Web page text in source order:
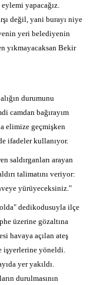
yapacağız.
değil, yani burayı niye
yeri belediyenin
yıkmayacaksan Bekir
durumunu
camdan bağırayım
elimize geçmişken
ifadeler kullanıyor.
saldırganları arayan
talimatını veriyor:
yürüyeceksiniz."
dedikodusuyla ilçe
üzerine gözaltına
havaya açılan ateş
işyerlerine yöneldi.
yer yakıldı.
durulmasının